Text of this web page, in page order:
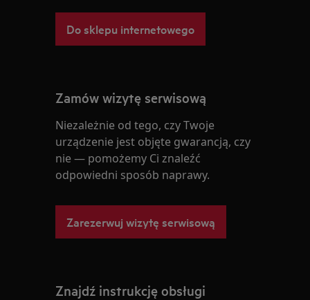
Do sklepu internetowego
Zamów wizytę serwisową
Niezależnie od tego, czy Twoje
urządzenie jest objęte gwarancją, czy
nie — pomożemy Ci znaleźć
odpowiedni sposób naprawy.
Zarezerwuj wizytę serwisową
Znajdź instrukcję obsługi